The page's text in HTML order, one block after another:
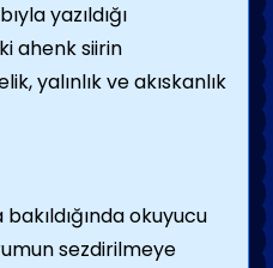
yazıldığı
ahenk siirin
yalınlık ve akıskanlık
okuyucu
sezdirilmeye